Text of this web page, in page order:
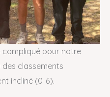
compliqué pour notre
des classements
incliné (0-6).